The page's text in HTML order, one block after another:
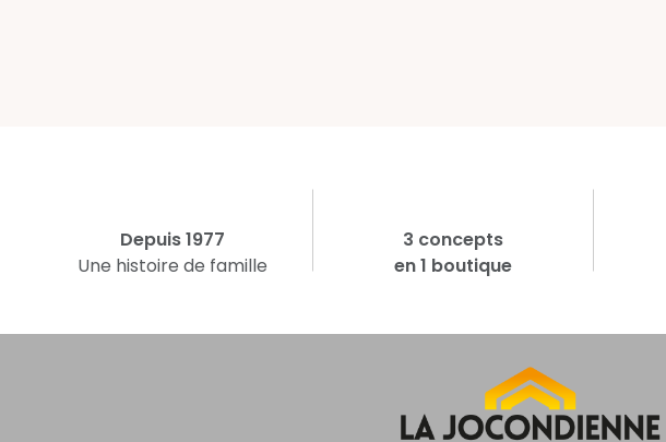
Depuis 1977
Une histoire de famille
3 concepts
en 1 boutique